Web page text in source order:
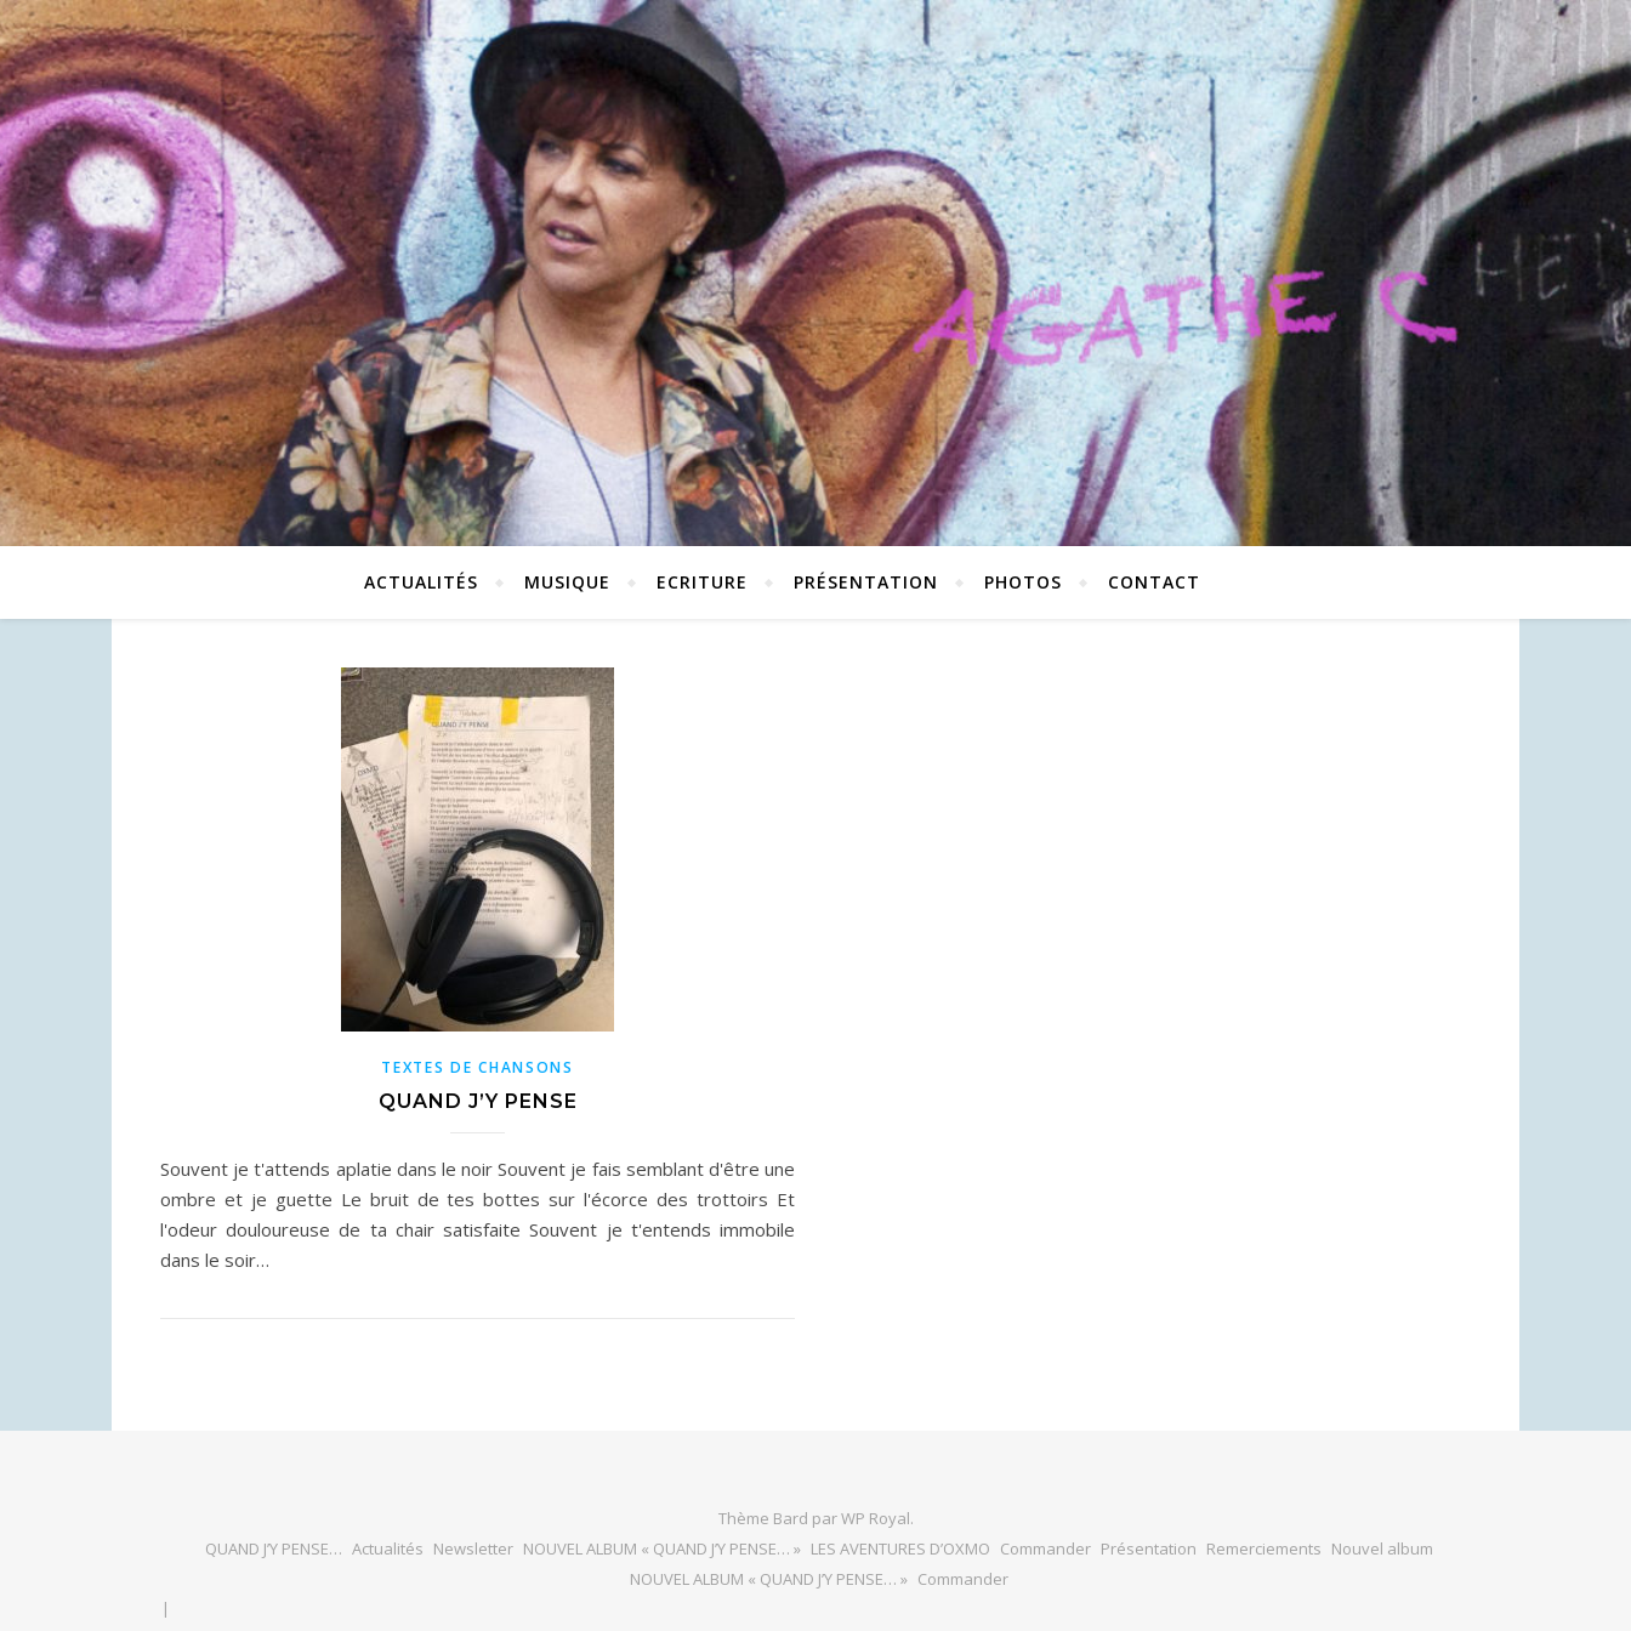
ACTUALITÉS MUSIQUE ECRITURE PRÉSENTATION PHOTOS CONTACT
TEXTES DE CHANSONS
QUAND J’Y PENSE
Souvent je t'attends aplatie dans le noir Souvent je fais semblant d'être une
ombre et je guette Le bruit de tes bottes sur l'écorce des trottoirs Et
l'odeur douloureuse de ta chair satisfaite Souvent je t'entends immobile
dans le soir…
Thème Bard parWP Royal.
QUAND J’Y PENSE… Actualités Newsletter NOUVEL ALBUM « QUAND J’Y PENSE… » LES AVENTURES D’OXMO Commander Présentation Remerciements Nouvel album
NOUVEL ALBUM « QUAND J’Y PENSE… » Commander